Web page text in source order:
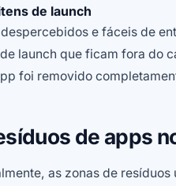
de launch
e fáceis de
launch que ficam fora do
foi removido
de apps
as zonas de